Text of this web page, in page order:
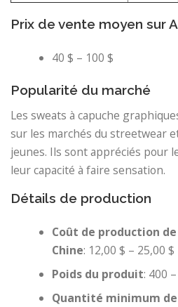
Prix ​​de vente moyen sur
40 $ – 100 $
Popularité du marché
Les sweats à capuche
sur les marchés du streetwear
jeunes. Ils sont appréciés pour
leur capacité à faire sensation.
Détails de production
Coût de production
Chine: 12,00 $ – 25,00
Poids du produit: 400
Quantité minimum